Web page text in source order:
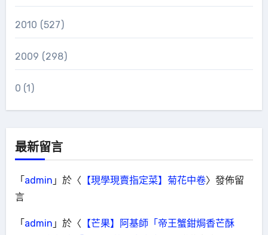
2010 (527)
2009 (298)
0 (1)
最新留言
「admin 」於〈 【現學現賣指定菜】菊花中卷〉發佈留
言
「admin 」於〈 【芒果】阿基師「帝王蟹鉗焗香芒酥